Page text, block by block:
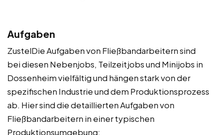
Aufgaben
ZustelDie Aufgaben von Fließbandarbeitern sind
bei diesen Nebenjobs, Teilzeitjobs und Minijobs in
Dossenheim vielfältig und hängen stark von der
spezifischen Industrie und dem Produktionsprozess
ab. Hier sind die detaillierten Aufgaben von
Fließbandarbeitern in einer typischen
Produktionsumgebung: